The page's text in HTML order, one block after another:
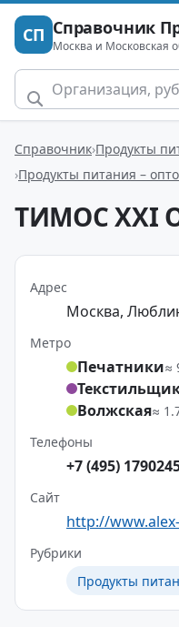
СП Справочник
Москва и Московская
Справочник Продукты
Продукты питания –
ТИМОС XXI
Адрес
Москва,
Метро
Печатники≈
Волжская≈
Телефоны
+7 (495)
Сайт
http://
Рубрики
Продукты